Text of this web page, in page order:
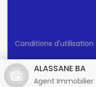
Conditions d'utilisation
© 2025 Loger-Dakar.
ALASSANE BA
Agent Immobilier